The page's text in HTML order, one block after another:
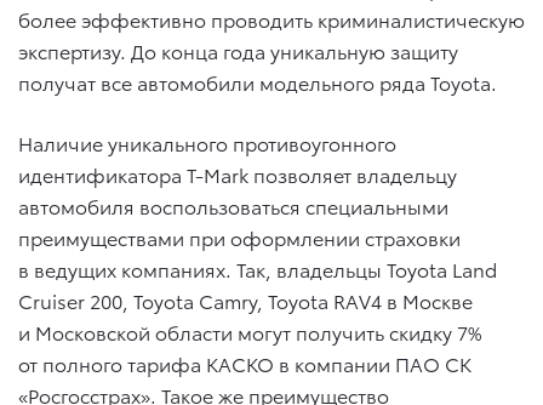
более эффективно проводить криминалистическую
экспертизу. До конца года уникальную защиту
получат все автомобили модельного ряда Toyota.
Наличие уникального противоугонного
идентификатора T-Mark позволяет владельцу
автомобиля воспользоваться специальными
преимуществами при оформлении страховки
в ведущих компаниях. Так, владельцы Toyota Land
Cruiser 200, Toyota Camry, Toyota RAV4 в Москве
и Московской области могут получить скидку 7%
от полного тарифа КАСКО в компании ПАО СК
«Росгосстрах». Такое же преимущество